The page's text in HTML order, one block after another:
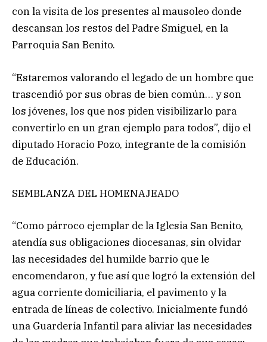
con la visita de los presentes al mausoleo donde
descansan los restos del Padre Smiguel, en la
Parroquia San Benito.
“Estaremos valorando el legado de un hombre que
trascendió por sus obras de bien común… y son
los jóvenes, los que nos piden visibilizarlo para
convertirlo en un gran ejemplo para todos”, dijo el
diputado Horacio Pozo, integrante de la comisión
de Educación.
SEMBLANZA DEL HOMENAJEADO
“Como párroco ejemplar de la Iglesia San Benito,
atendía sus obligaciones diocesanas, sin olvidar
las necesidades del humilde barrio que le
encomendaron, y fue así que logró la extensión del
agua corriente domiciliaria, el pavimento y la
entrada de líneas de colectivo. Inicialmente fundó
una Guardería Infantil para aliviar las necesidades